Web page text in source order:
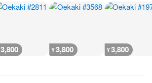
3,800 ¥3,800 ¥3,800